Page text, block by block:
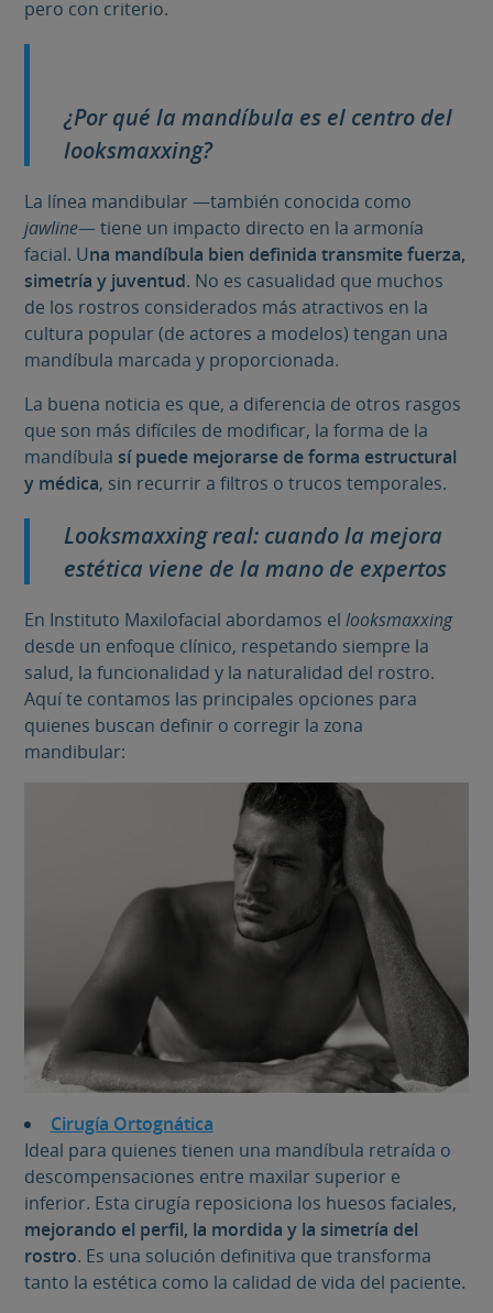
pero con criterio.
¿Por qué la mandíbula es el centro del
looksmaxxing?
La línea mandibular —también conocida como
jawline— tiene un impacto directo en la armonía
facial. Una mandíbula bien definida transmite fuerza,
simetría y juventud. No es casualidad que muchos
de los rostros considerados más atractivos en la
cultura popular (de actores a modelos) tengan una
mandíbula marcada y proporcionada.
La buena noticia es que, a diferencia de otros rasgos
que son más difíciles de modificar, la forma de la
mandíbula sí puede mejorarse de forma estructural
y médica, sin recurrir a filtros o trucos temporales.
Looksmaxxing real: cuando la mejora
estética viene de la mano de expertos
En Instituto Maxilofacial abordamos ellooksmaxxing
desde un enfoque clínico, respetando siempre la
salud, la funcionalidad y la naturalidad del rostro.
Aquí te contamos las principales opciones para
quienes buscan definir o corregir la zona
mandibular:
Cirugía Ortognática
Ideal para quienes tienen una mandíbula retraída o
descompensaciones entre maxilar superior e
inferior. Esta cirugía reposiciona los huesos faciales,
mejorando el perfil, la mordida y la simetría del
rostro. Es una solución definitiva que transforma
tanto la estética como la calidad de vida del paciente.